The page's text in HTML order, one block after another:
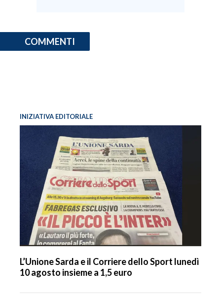
COMMENTI
INIZIATIVA EDITORIALE
L’Unione Sarda e il Corriere dello Sport lunedì
10 agosto insieme a 1,5 euro